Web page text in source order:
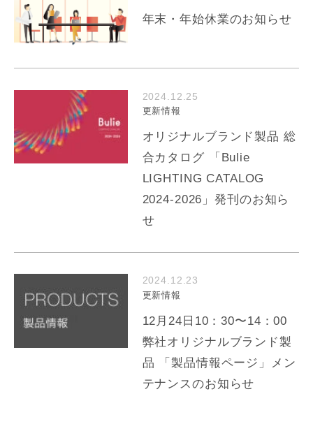
年末・年始休業のお知らせ
2024.12.25
更新情報
オリジナルブランド製品 総
合カタログ 「Bulie
LIGHTING CATALOG
2024-2026」発刊のお知ら
せ
2024.12.23
更新情報
12月24日10：30〜14：00
弊社オリジナルブランド製
品 「製品情報ページ」メン
テナンスのお知らせ